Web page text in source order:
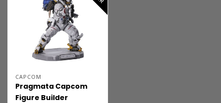
CAPCOM
Pragmata Capcom
Figure Builder